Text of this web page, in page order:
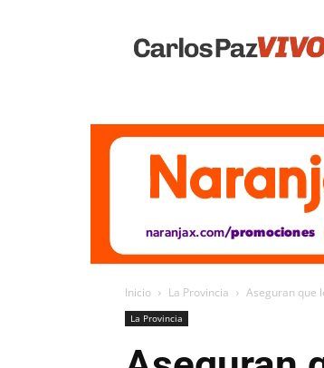
Vivo
Inicio La Provincia Aseguran que
La Provincia